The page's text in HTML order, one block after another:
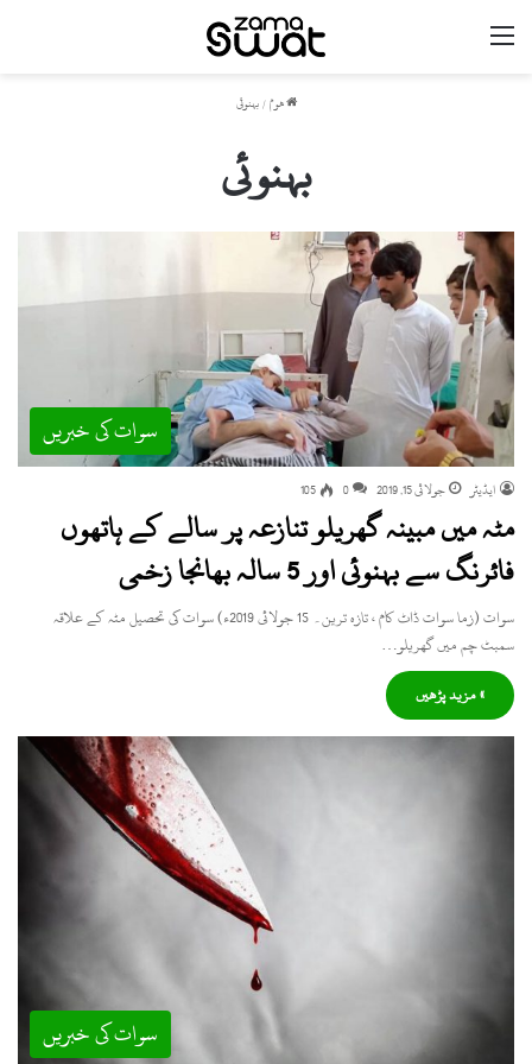
ھوم / بہنوئی
بہنوئی
سوات کی خبریں
ایڈیٹر جولائی 15, 2019 0
105
مٹہ میں مبینہ گھریلو تنازعہ پر سالے کے ہاتھوں
فائرنگ سے بہنوئی اور 5 سالہ بھانجا زخمی
سوات (زما سوات ڈاٹ کام ، تازہ ترین۔ 15 جولائی 2019ء) سوات کی تحصیل مٹہ کے علاقہ
سمبٹ چم میں گھریلو…
» مزید پڑھیں
سوات کی خبریں